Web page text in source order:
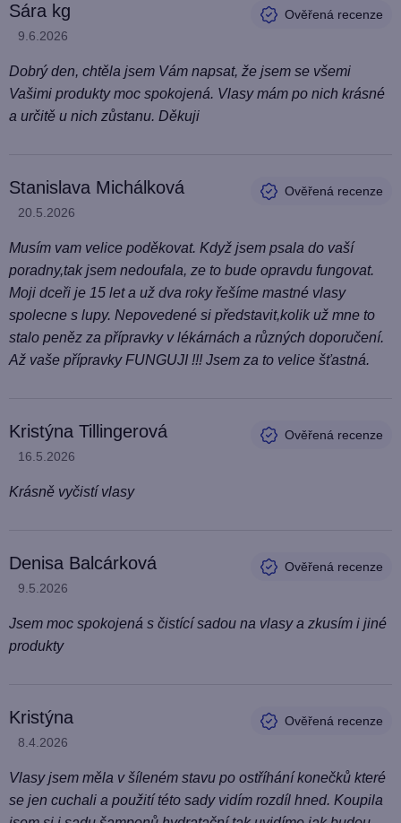
d
n
o
c
e
Sára kg
Hodnocení produktu je 5 z 5 hvězdiček.
9.6.2026
Dobrý den, chtěla jsem Vám napsat, že jsem se všemi
Vašimi produkty moc spokojená. Vlasy mám po nich krásné
a určitě u nich zůstanu. Děkuji
Stanislava Michálková
Hodnocení produktu je 5 z 5 hvězdiček.
20.5.2026
Musím vam velice poděkovat. Když jsem psala do vaší
poradny,tak jsem nedoufala, ze to bude opravdu fungovat.
Moji dceři je 15 let a už dva roky řešíme mastné vlasy
spolecne s lupy. Nepovedené si představit,kolik už mne to
stalo peněz za přípravky v lékárnách a různých doporučení.
Až vaše přípravky FUNGUJI !!! Jsem za to velice šťastná.
Kristýna Tillingerová
Hodnocení produktu je 5 z 5 hvězdiček.
16.5.2026
Krásně vyčistí vlasy
Denisa Balcárková
Hodnocení produktu je 5 z 5 hvězdiček.
9.5.2026
Jsem moc spokojená s čistící sadou na vlasy a zkusím i jiné
produkty
Kristýna
Hodnocení produktu je 5 z 5 hvězdiček.
8.4.2026
Vlasy jsem měla v šíleném stavu po ostříhání konečků které
se jen cuchali a použití této sady vidím rozdíl hned. Koupila